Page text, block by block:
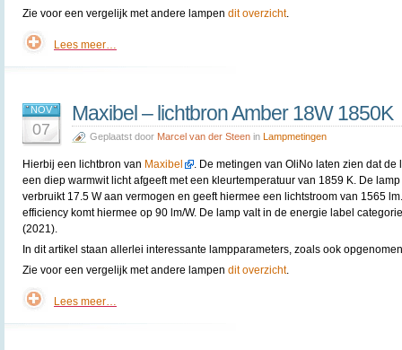
Zie voor een vergelijk met andere lampen dit overzicht.
Lees meer…
NOV
07
Maxibel – lichtbron Amber 18W 1850K
Geplaatst door Marcel van der Steen in Lampmetingen
Hierbij een lichtbron van Maxibel
. De metingen van OliNo laten zien dat de
een diep warmwit licht afgeeft met een kleurtemperatuur van 1859 K. De lamp
verbruikt 17.5 W aan vermogen en geeft hiermee een lichtstroom van 1565
efficiency komt hiermee op 90 lm/W. De lamp valt in de energie label
(2021).
In dit artikel staan allerlei interessante lampparameters, zoals ook
Zie voor een vergelijk met andere lampen dit overzicht.
Lees meer…